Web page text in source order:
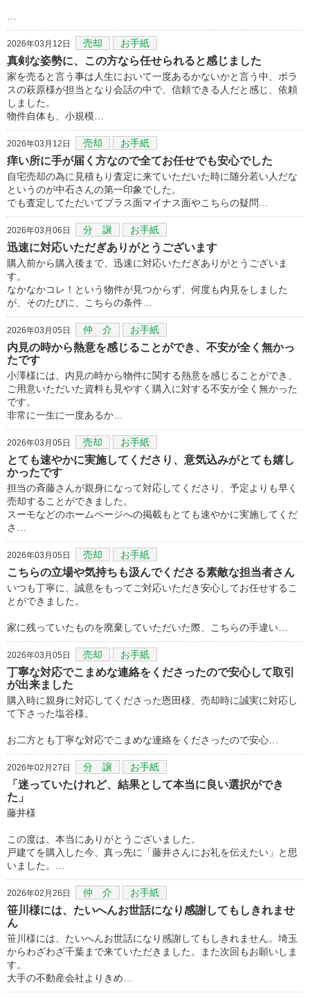
2026年03月12日 売却 お手紙
真剣な姿勢に、この方なら任せられると感じました
家を売ると言う事は人生において一度あるかないかと言う中、ポラ
スの萩原様が担当となり会話の中で、信頼できる人だと感じ、依頼
しました。
物件自体も、小規模…
2026年03月12日 売却 お手紙
痒い所に手が届く方なので全てお任せでも安心でした
自宅売却の為に見積もり査定に来ていただいた時に随分若い人だな
というのが中石さんの第一印象でした。
でも査定してただいてプラス面マイナス面やこちらの疑問…
2026年03月06日 分 譲 お手紙
迅速に対応いただぎありがとうございます
購入前から購入後まで、迅速に対応いただぎありがとうございま
す。
なかなかコレ！という物件が見つからず、何度も内見をしました
が、そのたびに、こちらの条件…
2026年03月05日 仲 介 お手紙
内見の時から熱意を感じることができ、不安が全く無かっ
たです
小澤様には、内見の時から物件に関する熱意を感じることができ、
ご用意いただいた資料も見やすく購入に対する不安が全く無かった
です。
非常に一生に一度あるか…
2026年03月05日 売却 お手紙
とても速やかに実施してくださり、意気込みがとても嬉し
かったです
担当の斉藤さんが親身になって対応してくださり、予定よりも早く
売却することができました。
スーモなどのホームページへの掲載もとても速やかに実施してくだ
さ…
2026年03月05日 売却 お手紙
こちらの立場や気持ちも汲んでくださる素敵な担当者さん
いつも丁寧に、誠意をもってご対応いただき安心してお任せするこ
とができました。
家に残っていたものを廃棄していただいた際、こちらの手違い…
2026年03月05日 売却 お手紙
丁寧な対応でこまめな連絡をくださったので安心して取引
が出来ました
購入時に親身に対応してくださった恩田様、売却時に誠実に対応し
て下さった塩谷様。
お二方とも丁寧な対応でこまめな連絡をくださったので安心…
2026年02月27日 分 譲 お手紙
「迷っていたけれど、結果として本当に良い選択ができ
た」
藤井様
この度は、本当にありがとうございました。
戸建てを購入した今、真っ先に「藤井さんにお礼を伝えたい」と思
いました。…
2026年02月26日 仲 介 お手紙
笹川様には、たいへんお世話になり感謝してもしきれませ
ん
笹川様には、たいへんお世話になり感謝してもしきれません。埼玉
からわざわざ千葉まで来ていただきました。また次回もお願いしま
す。
大手の不動産会社よりきめ…